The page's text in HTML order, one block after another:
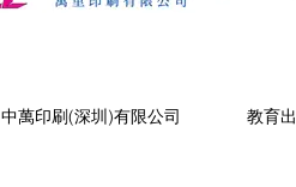
中萬印刷(深圳)有限公司 教育